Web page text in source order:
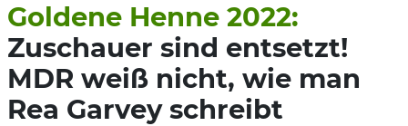
Goldene Henne 2022:
Zuschauer sind entsetzt!
MDR weiß nicht, wie man
Rea Garvey schreibt